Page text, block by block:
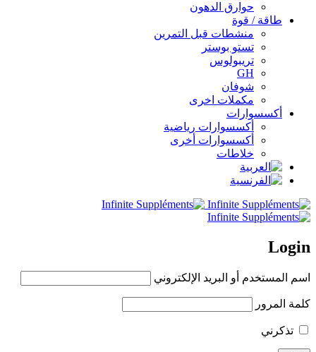
حوارق الدهون
طاقة / قوة
منشطات قبل التمرين
تستو بوستر
تريبولوس
GH
شوفان
مكملات اخرى
أكسسوارات
أكسسوارات رياضية
أكسسوارات أخرى
خلاطات
Login
اسم المستخدم أو البريد الإلكتروني
كلمة المرور
تذكرني